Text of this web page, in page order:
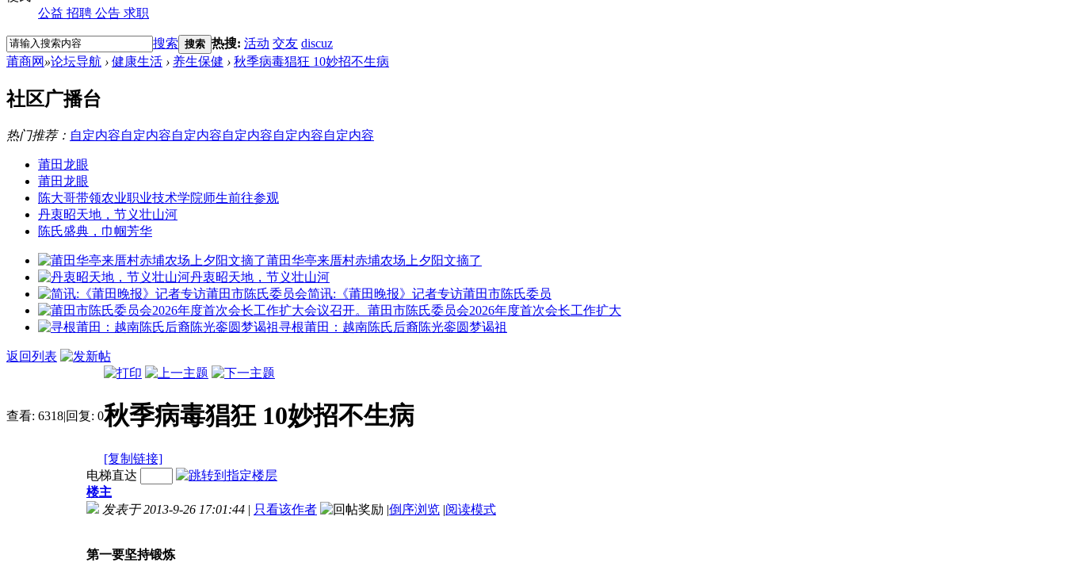
公益 招聘 公告 求职
搜索 搜索 热搜: 活动 交友 discuz
莆商网 »论坛导航 › 健康生活 › 养生保健 › 秋季病毒猖狂 10妙招不生病
社区广播台
热门推荐： 自定内容自定内容自定内容自定内容自定内容自定内容
莆田龙眼
莆田龙眼
陈大哥带领农业职业技术学院师生前往参观
丹衷昭天地，节义壮山河
陈氏盛典，巾帼芳华
莆田华亭来厝村赤埔农场上夕阳文摘了
丹衷昭天地，节义壮山河
简讯:《莆田晚报》记者专访莆田市陈氏委员
莆田市陈氏委员会2026年度首次会长工作扩大
寻根莆田：越南陈氏后裔陈光銮圆梦谒祖
返回列表
查看: 6318|回复: 0秋季病毒猖狂 10妙招不生病
[复制链接]
电梯直达
楼主
发表于 2013-9-26 17:01:44 | 只看该作者 |倒序浏览 |阅读模式
第一要坚持锻炼